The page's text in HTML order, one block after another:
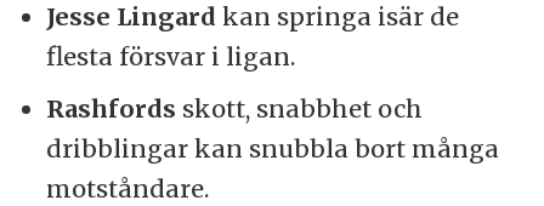
Jesse Lingard kan springa isär de
flesta försvar i ligan.
Rashfords skott, snabbhet och
dribblingar kan snubbla bort många
motståndare.